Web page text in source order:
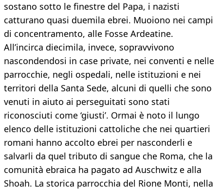
sostano sotto le finestre del Papa, i nazisti
catturano quasi duemila ebrei. Muoiono nei campi
di concentramento, alle Fosse Ardeatine.
All’incirca diecimila, invece, sopravvivono
nascondendosi in case private, nei conventi e nelle
parrocchie, negli ospedali, nelle istituzioni e nei
territori della Santa Sede, alcuni di quelli che sono
venuti in aiuto ai perseguitati sono stati
riconosciuti come ‘giusti’. Ormai è noto il lungo
elenco delle istituzioni cattoliche che nei quartieri
romani hanno accolto ebrei per nasconderli e
salvarli da quel tributo di sangue che Roma, che la
comunità ebraica ha pagato ad Auschwitz e alla
Shoah. La storica parrocchia del Rione Monti, nella